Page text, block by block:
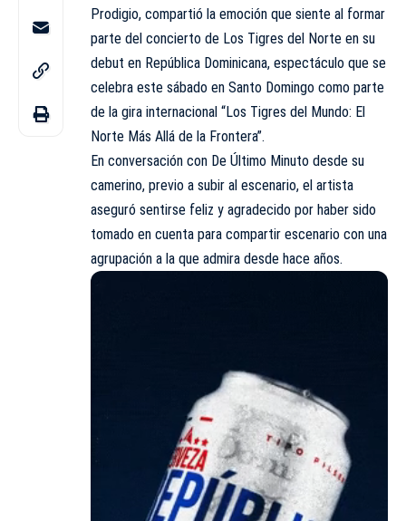
Prodigio, compartió la emoción que siente al formar
parte del concierto de Los Tigres del Norte en su
debut en República Dominicana, espectáculo que se
celebra este sábado en Santo Domingo como parte
de la gira internacional “Los Tigres del Mundo: El
Norte Más Allá de la Frontera”.
En conversación con De Último Minuto desde su
camerino, previo a subir al escenario, el artista
aseguró sentirse feliz y agradecido por haber sido
tomado en cuenta para compartir escenario con una
agrupación a la que admira desde hace años.